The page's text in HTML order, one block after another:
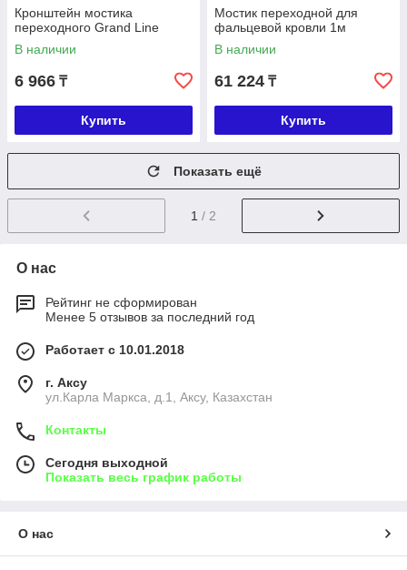
Кронштейн мостика
переходного Grand Line
В наличии
6 966 ₸
Купить
Мостик переходной для
фальцевой кровли 1м
В наличии
61 224 ₸
Купить
Показать ещё
1 / 2
О нас
Рейтинг не сформирован
Менее 5 отзывов за последний год
Работает с 10.01.2018
г. Аксу
ул.Карла Маркса, д.1, Аксу, Казахстан
Контакты
Сегодня выходной
Показать весь график работы
О нас